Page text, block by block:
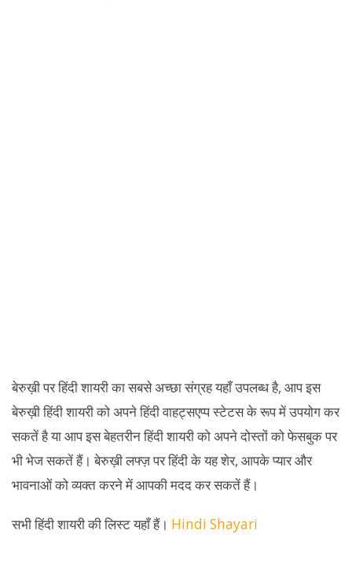
बेरुख़ी पर हिंदी शायरी का सबसे अच्छा संग्रह यहाँ उपलब्ध है, आप इस
बेरुख़ी हिंदी शायरी को अपने हिंदी वाहट्सएप्प स्टेटस के रूप में उपयोग कर
सकतें है या आप इस बेहतरीन हिंदी शायरी को अपने दोस्तों को फेसबुक पर
भी भेज सकतें हैं। बेरुख़ी लफ्ज़ पर हिंदी के यह शेर, आपके प्यार और
भावनाओं को व्यक्त करने में आपकी मदद कर सकतें हैं।
सभी हिंदी शायरी की लिस्ट यहाँ हैं। Hindi Shayari